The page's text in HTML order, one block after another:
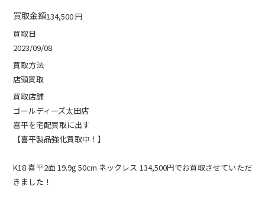
買取金額134,500円
買取日
2023/09/08
買取方法
店頭買取
買取店舗
ゴールディーズ太田店
喜平を宅配買取に出す
【喜平製品強化買取中！】
K18 喜平2面 19.9g 50cm ネックレス 134,500円でお買取させていただ
きました！